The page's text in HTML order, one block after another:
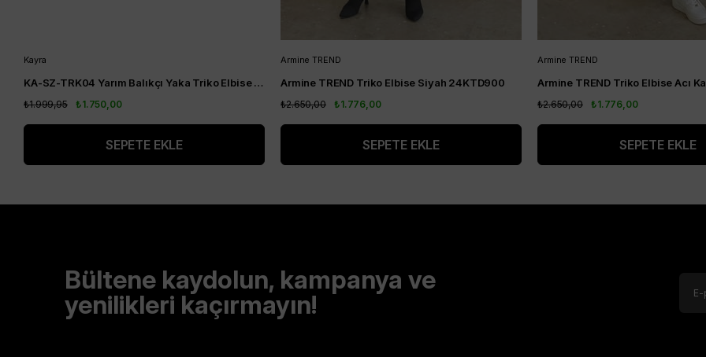
Kayra
KA-SZ-TRK04 Yarım Balıkçı Yaka Triko Elbise Siyah
₺1.750,00
₺1.999,95
SEPETE EKLE
Armine TREND
Armine TREND Triko Elbise Siyah 24KTD900
₺1.776,00
₺2.650,00
SEPETE EKLE
Armine TREND
₺1.776,00
₺2.650,00
SEPETE EKLE
Bültene kaydolun, kampanya ve
yenilikleri kaçırmayın!